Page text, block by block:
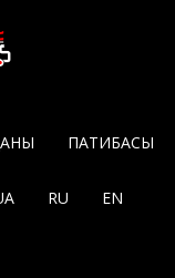
ПАТИБАСЫ
RU EN